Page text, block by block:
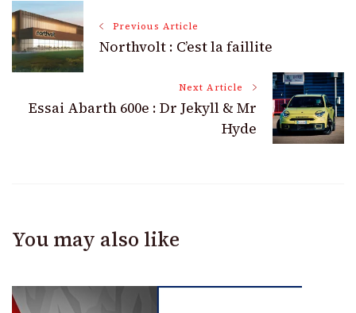
Post
Navigation
Previous Article
Northvolt : C’est la faillite
Next Article
Essai Abarth 600e : Dr Jekyll & Mr
Hyde
You may also like